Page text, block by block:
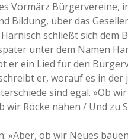
Vormärz Bürgervereine,
Bildung, über das
schließt sich dem
unter dem Namen
er ein Lied für den
er, worauf es in
sind egal. »Ob
wir Röcke nähen / Und zu
»Aber, ob wir Neues